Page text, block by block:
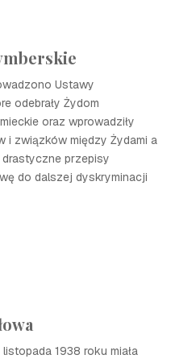
Ustawy
odebrały Żydom
oraz wprowadziły
i związków między Żydami a
przepisy
do dalszej dyskryminacji
1938 roku miała